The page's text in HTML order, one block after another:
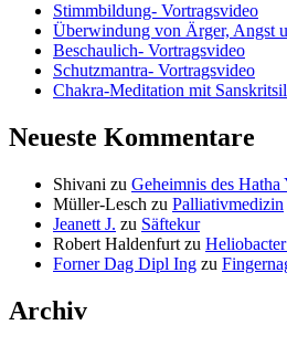
Stimmbildung- Vortragsvideo
Überwindung von Ärger, Angst
Beschaulich- Vortragsvideo
Schutzmantra- Vortragsvideo
Chakra-Meditation mit
Neueste Kommentare
Shivani zu Geheimnis des
Müller-Lesch zu Palliativmedizin
Jeanett J. zu Säftekur
Robert Haldenfurt zu
Forner Dag Dipl Ing zu
Archiv